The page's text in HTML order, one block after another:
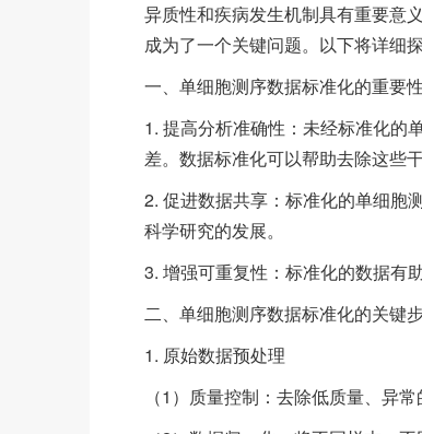
异质性和疾病发生机制具有重要意
成为了一个关键问题。以下将详细
一、单细胞测序数据标准化的重要性
1. 提高分析准确性：未经标准化的
差。数据标准化可以帮助去除这些
2. 促进数据共享：标准化的单细胞
科学研究的发展。
3. 增强可重复性：标准化的数据有
二、单细胞测序数据标准化的关键
1. 原始数据预处理
（1）质量控制：去除低质量、异